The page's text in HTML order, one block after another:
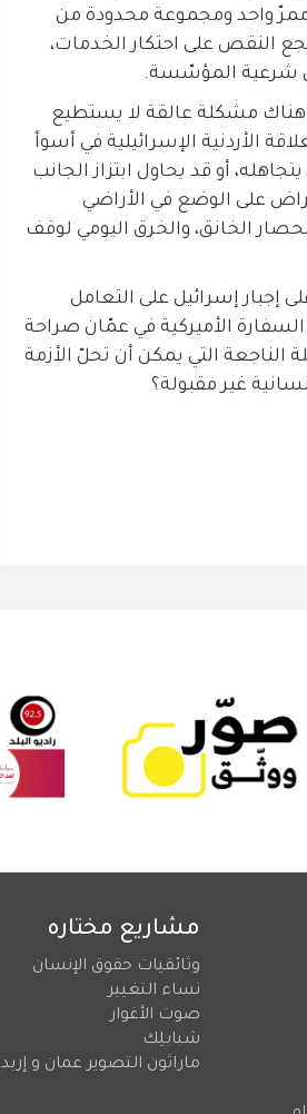
ممرّ واحد ومجموعة محدودة من
النقص على احتكار الخدمات،
شرعية المؤسّسة.
هناك مشكلة عالقة لا يستطيع
الأردنية الإسرائيلية في أسوأ
أو قد يحاول ابتزاز الجانب
على الوضع في الأراضي
الخانق، والخرق اليومي لوقف
إجبار إسرائيل على التعامل
الأميركية في عمّان صراحة
الناجعة التي يمكن أن تحلّ الأزمة
غير مقبولة؟
مشاريع مختاره
وثائقيات حقوق الإنسان
نساء التغيير
صوت الأغوار
شبابلِك
ماراثون التصوير عمان و إربد